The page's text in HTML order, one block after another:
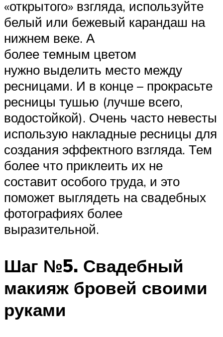
«открытого» взгляда, используйте
белый или бежевый карандаш на
нижнем веке. А
более темным цветом
нужно выделить место между
ресницами. И в конце – прокрасьте
ресницы тушью (лучше всего,
водостойкой). Очень часто невесты
использую накладные ресницы для
создания эффектного взгляда. Тем
более что приклеить их не
составит особого труда, и это
поможет выглядеть на свадебных
фотографиях более
выразительной.
Шаг №5. Свадебный
макияж бровей своими
руками